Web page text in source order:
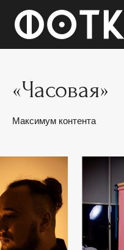
«Часовая»
Максимум контента